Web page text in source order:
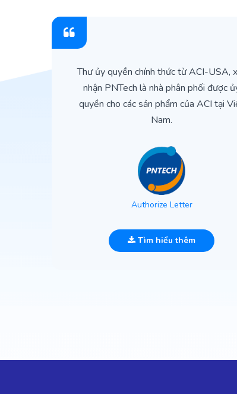
Thư ủy quyền chính thức từ ACI-USA,
nhận PNTech là nhà phân phối được
quyền cho các sản phẩm của ACI tại
Nam.
Authorize Letter
Tìm hiểu thêm